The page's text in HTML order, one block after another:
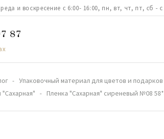
и воскресение с 6:00- 16:00, пн, вт, чт, пт, сб - с
87
Упаковочный материал для цветов и подарков
"Сахарная"
Пленка "Сахарная" сиреневый №08